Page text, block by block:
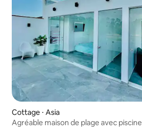
Cottage ⋅ Asia
Agréable maison de plage avec piscine